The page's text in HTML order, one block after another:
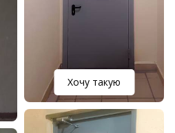
Хочу такую